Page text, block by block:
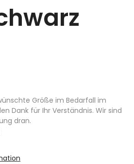
Größe im Bedarfall im
Dank für Ihr Verständnis. Wir sind
dran.